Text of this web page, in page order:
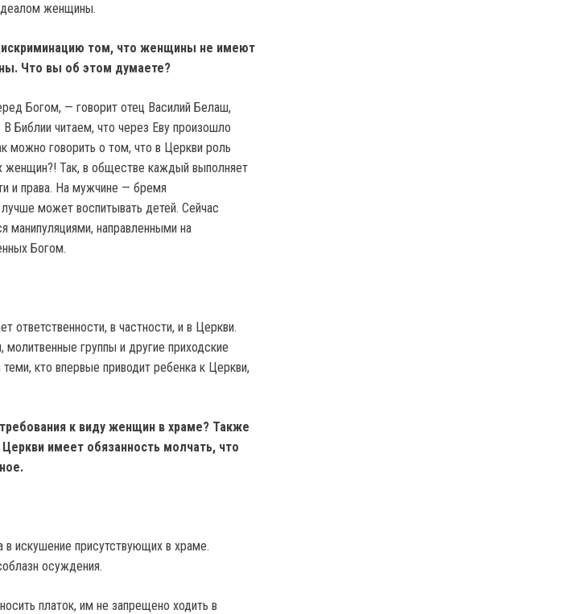
женщины.
том, что женщины не имеют
Что вы об этом думаете?
Богом, — говорит отец Василий Белаш,
читаем, что через Еву произошло
можно говорить о том, что в Церкви роль
женщин?! Так, в обществе каждый выполняет
и права. На мужчине — бремя
может воспитывать детей. Сейчас
манипуляциями, направленными на
Богом.
в частности, и в Церкви.
группы и другие приходские
кто впервые приводит ребенка к Церкви,
к виду женщин в храме? Также
имеет обязанность молчать, что
искушение присутствующих в храме.
осуждения.
платок, им не запрещено ходить в